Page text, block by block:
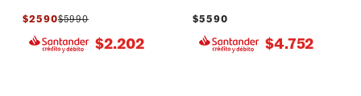
$2590$5990
$2.202
$5590
$4.752